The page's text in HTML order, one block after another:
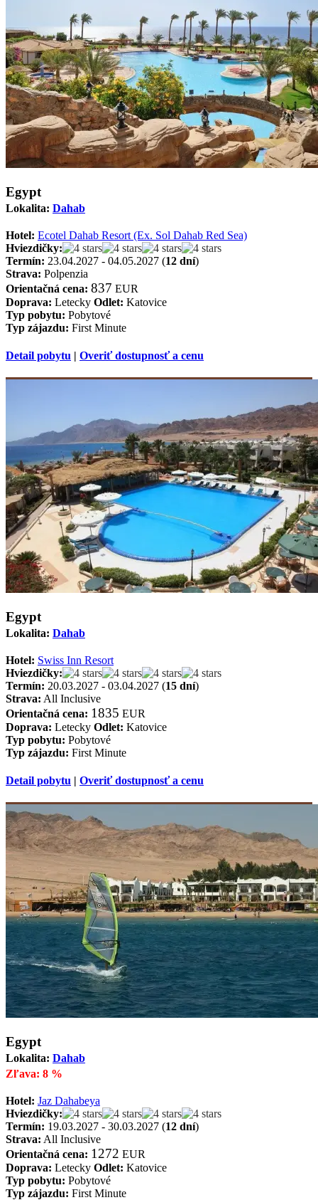
Egypt
Lokalita: Dahab
Hotel: Ecotel Dahab Resort (Ex. Sol Dahab Red Sea)
Hviezdičky:
Termín: 23.04.2027 - 04.05.2027 (12 dní)
Strava: Polpenzia
Orientačná cena: 837 EUR
Doprava: Letecky Odlet: Katovice
Typ pobytu: Pobytové
Typ zájazdu: First Minute
Detail pobytu | Overiť dostupnosť a cenu
Egypt
Lokalita: Dahab
Hotel: Swiss Inn Resort
Hviezdičky:
Termín: 20.03.2027 - 03.04.2027 (15 dní)
Strava: All Inclusive
Orientačná cena: 1835 EUR
Doprava: Letecky Odlet: Katovice
Typ pobytu: Pobytové
Typ zájazdu: First Minute
Detail pobytu | Overiť dostupnosť a cenu
Egypt
Lokalita: Dahab
Zľava: 8 %
Hotel: Jaz Dahabeya
Hviezdičky:
Termín: 19.03.2027 - 30.03.2027 (12 dní)
Strava: All Inclusive
Orientačná cena: 1272 EUR
Doprava: Letecky Odlet: Katovice
Typ pobytu: Pobytové
Typ zájazdu: First Minute